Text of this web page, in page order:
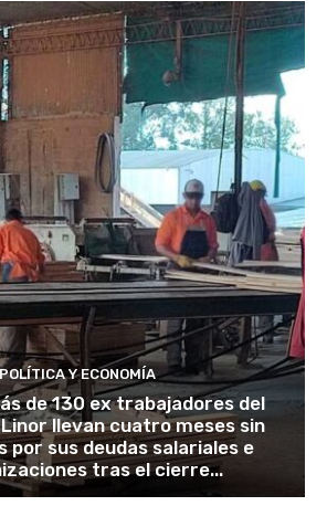
Y ECONOMÍA
de 130 ex trabajadores del
llevan cuatro meses sin
por sus deudas salariales e
tras el cierre...